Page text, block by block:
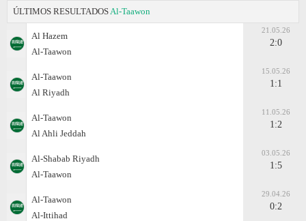
ÚLTIMOS RESULTADOS Al-Taawon
Al Hazem
Al-Taawon
21.05.26
2:0
Al-Taawon
Al Riyadh
15.05.26
1:1
Al-Taawon
Al Ahli Jeddah
11.05.26
1:2
Al-Shabab Riyadh
Al-Taawon
03.05.26
1:5
Al-Taawon
Al-Ittihad
29.04.26
0:2